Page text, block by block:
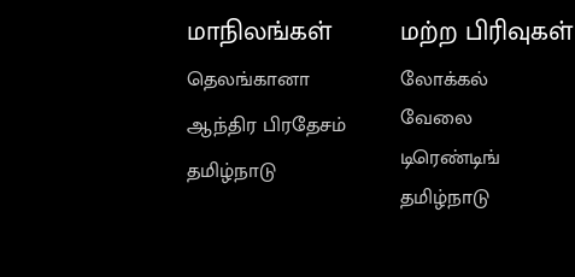
மாநிலங்கள்
தெலங்கானா
ஆந்திர பிரதேசம்
தமிழ்நாடு
மற்ற பிரிவுகள்
லோக்கல்
வேலை
டிரெண்டிங்
தமிழ்நாடு